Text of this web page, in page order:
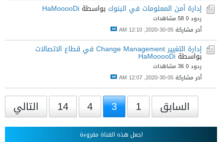
إدارة أمن المعلومات في البنوك بواسطة HaMooooDi
ردود 0
58 مشاهدات
آخر مشاركة05-30-2020, 12:10 AM
إدارة التغيير Change Management في قطاع الاتصالات
بواسطة HaMooooDi
ردود 0
36 مشاهدات
آخر مشاركة05-30-2020, 12:07 AM
السابق 1
3
4
14 التالي
اجعل هذه القناة مقروءة